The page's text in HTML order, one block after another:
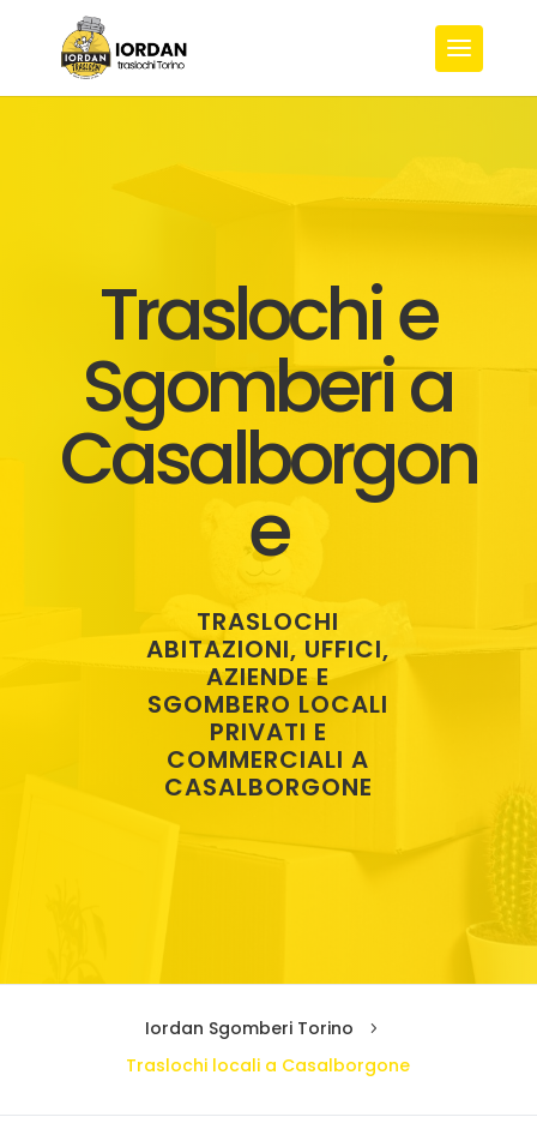
Traslochi e
Sgomberi a
Casalborgon
e
TRASLOCHI
ABITAZIONI, UFFICI,
AZIENDE E
SGOMBERO LOCALI
PRIVATI E
COMMERCIALI A
CASALBORGONE
Iordan Sgomberi Torino 5
Traslochi locali a Casalborgone